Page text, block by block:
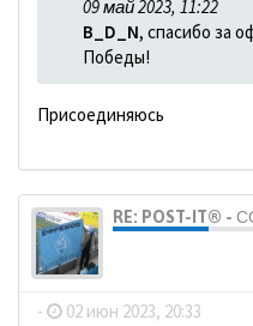
09 май 2023, 11:22
B_D_N, спасибо за
Победы!
Присоединяюсь
RE: POST-IT®
- 02 июн 2023, 20:33